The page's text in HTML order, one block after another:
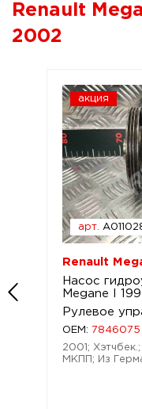
Renault
2002
акция
арт.
Renault
Насос
Megane I
Рулевое
OEM:
7846075
2001;
МКПП; Из